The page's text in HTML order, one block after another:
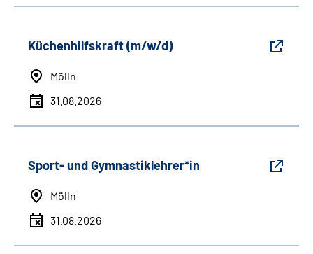
Küchenhilfskraft (m/w/d)
Mölln
31.08.2026
Sport- und Gymnastiklehrer*in
Mölln
31.08.2026